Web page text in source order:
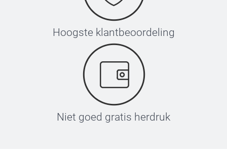
Hoogste klantbeoordeling
Niet goed gratis herdruk